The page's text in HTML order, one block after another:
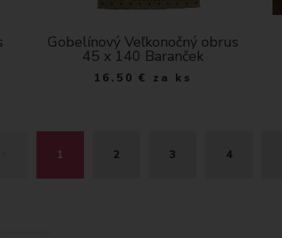
Gobelínový Veľkonočný obrus
45 x 140 Baranček
16.50 € za ks
1 2 3 4